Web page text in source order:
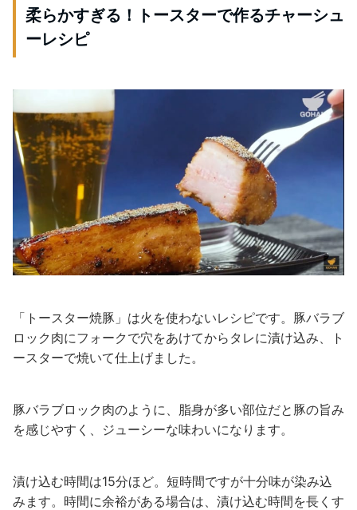
柔らかすぎる！トースターで作るチャーシュ
ーレシピ
「トースター焼豚」は火を使わないレシピです。豚バラブ
ロック肉にフォークで穴をあけてからタレに漬け込み、ト
ースターで焼いて仕上げました。
豚バラブロック肉のように、脂身が多い部位だと豚の旨み
を感じやすく、ジューシーな味わいになります。
漬け込む時間は15分ほど。短時間ですが十分味が染み込
みます。時間に余裕がある場合は、漬け込む時間を長くす